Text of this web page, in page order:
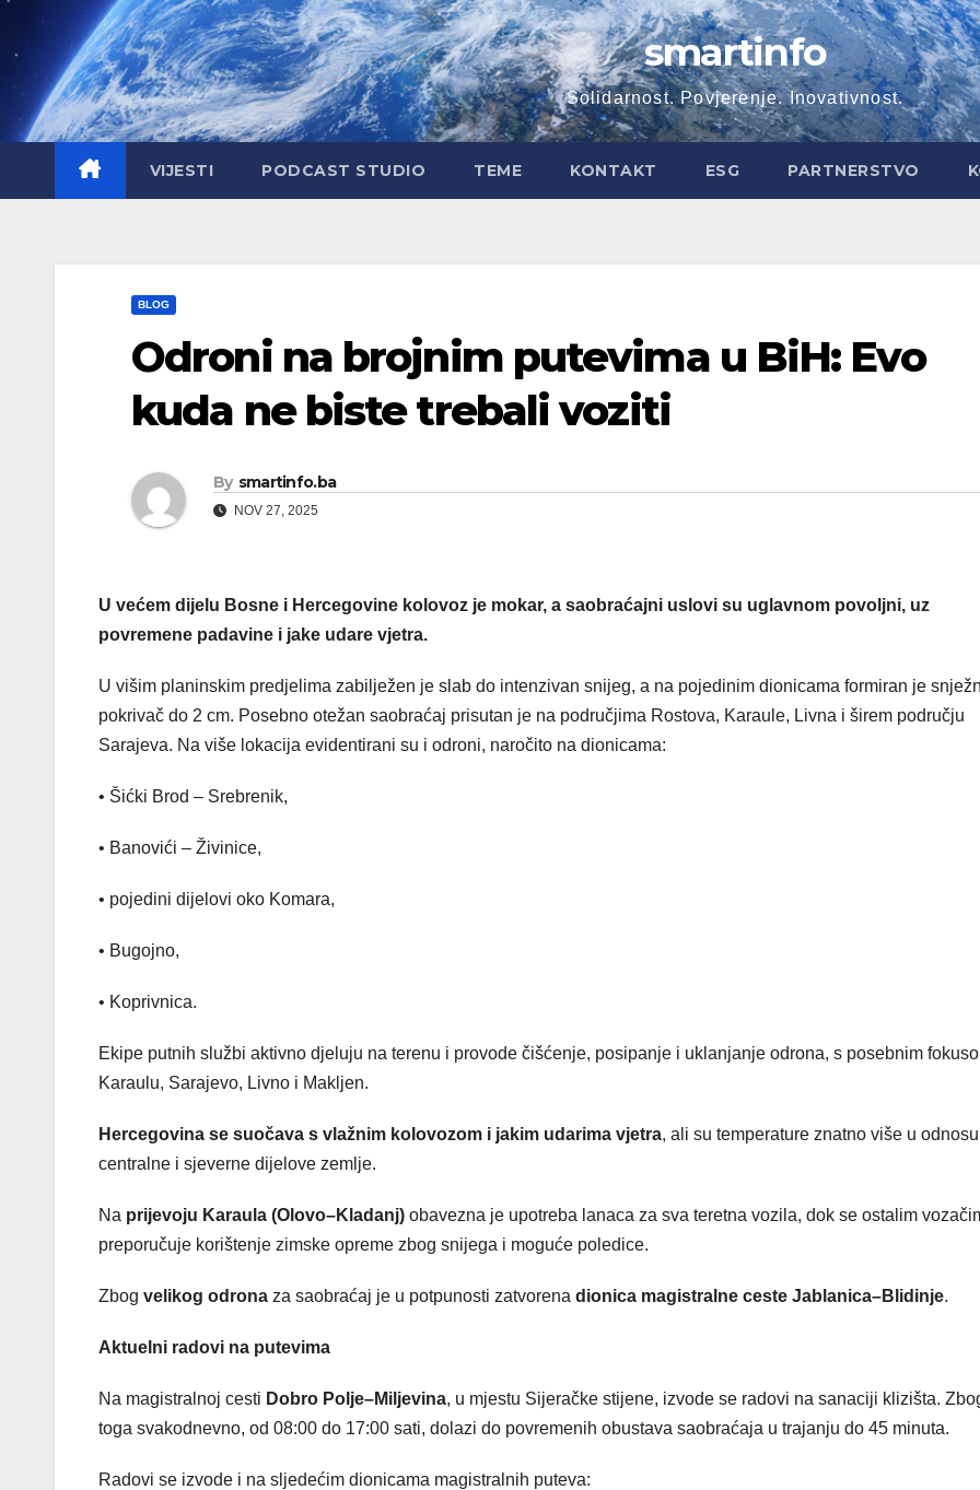
content
smartinfo
Solidarnost. Povjerenje. Inovativnost.
VIJESTI PODCAST STUDIO TEME KONTAKT ESG PARTNERSTVO
BLOG
Odroni na brojnim putevima u BiH: Evo
kuda ne biste trebali voziti
By smartinfo.ba
NOV 27, 2025
U većem dijelu Bosne i Hercegovine kolovoz je mokar, a saobraćajni uslovi su uglavnom povoljni, uz
povremene padavine i jake udare vjetra.
U višim planinskim predjelima zabilježen je slab do intenzivan snijeg, a na pojedinim dionicama formiran je
pokrivač do 2 cm. Posebno otežan saobraćaj prisutan je na područjima Rostova, Karaule, Livna i širem području
Sarajeva. Na više lokacija evidentirani su i odroni, naročito na dionicama:
• Šićki Brod – Srebrenik,
• Banovići – Živinice,
• pojedini dijelovi oko Komara,
• Bugojno,
• Koprivnica.
Ekipe putnih službi aktivno djeluju na terenu i provode čišćenje, posipanje i uklanjanje odrona, s posebnim
Karaulu, Sarajevo, Livno i Makljen.
Hercegovina se suočava s vlažnim kolovozom i jakim udarima vjetra, ali su temperature znatno više u
centralne i sjeverne dijelove zemlje.
Na prijevoju Karaula (Olovo–Kladanj) obavezna je upotreba lanaca za sva teretna vozila, dok se ostalim
preporučuje korištenje zimske opreme zbog snijega i moguće poledice.
Zbog velikog odrona za saobraćaj je u potpunosti zatvorena dionica magistralne ceste Jablanica–Blidinje.
Aktuelni radovi na putevima
Na magistralnoj cesti Dobro Polje–Miljevina, u mjestu Sijeračke stijene, izvode se radovi na sanaciji klizišta.
toga svakodnevno, od 08:00 do 17:00 sati, dolazi do povremenih obustava saobraćaja u trajanju do 45 minuta.
Radovi se izvode i na sljedećim dionicama magistralnih puteva: